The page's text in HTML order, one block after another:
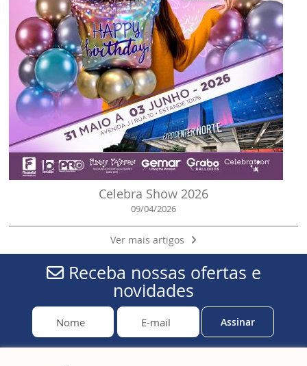
Celebra Show 2026
09/04/2026
Ver mais artigos
Receba nossas ofertas e
novidades
Assinar